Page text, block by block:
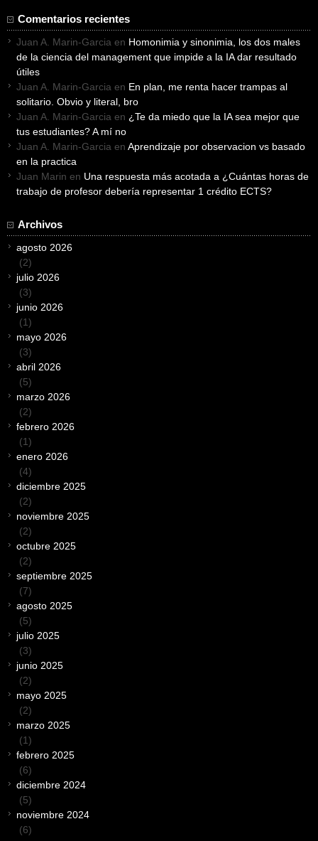
Comentarios recientes
Juan A. Marin-Garcia en Homonimia y sinonimia, los dos males
de la ciencia del management que impide a la IA dar resultado
útiles
Juan A. Marin-Garcia en En plan, me renta hacer trampas al
solitario. Obvio y literal, bro
Juan A. Marin-Garcia en ¿Te da miedo que la IA sea mejor que
tus estudiantes? A mí no
Juan A. Marin-Garcia en Aprendizaje por observacion vs basado
en la practica
Juan Marin en Una respuesta más acotada a ¿Cuántas horas de
trabajo de profesor debería representar 1 crédito ECTS?
Archivos
agosto 2026
(2)
julio 2026
(3)
junio 2026
(1)
mayo 2026
(3)
abril 2026
(5)
marzo 2026
(2)
febrero 2026
(1)
enero 2026
(4)
diciembre 2025
(2)
noviembre 2025
(2)
octubre 2025
(2)
septiembre 2025
(7)
agosto 2025
(5)
julio 2025
(3)
junio 2025
(2)
mayo 2025
(2)
marzo 2025
(1)
febrero 2025
(6)
diciembre 2024
(5)
noviembre 2024
(6)